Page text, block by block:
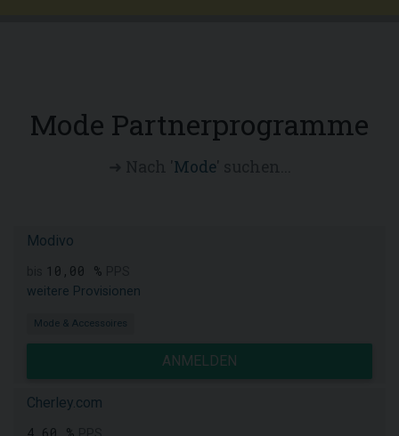
Mode Partnerprogramme
Mode
Modivo
10,00 %
weitere Provisionen
Mode & Accessoires
ANMELDEN
Cherley.com